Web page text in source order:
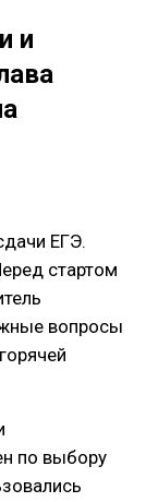
и
ЕГЭ.
стартом
вопросы
по выбору